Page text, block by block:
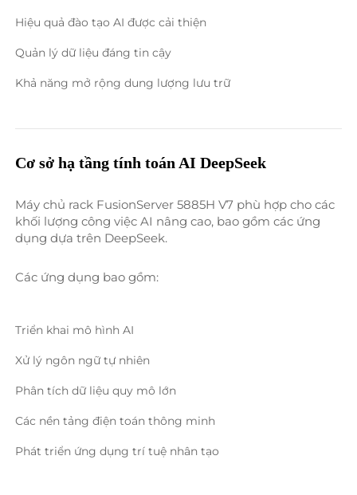
Hiệu quả đào tạo AI được cải thiện
Quản lý dữ liệu đáng tin cậy
Khả năng mở rộng dung lượng lưu trữ
Cơ sở hạ tầng tính toán AI DeepSeek
Máy chủ rack FusionServer 5885H V7 phù hợp cho các
khối lượng công việc AI nâng cao, bao gồm các ứng
dụng dựa trên DeepSeek.
Các ứng dụng bao gồm:
Triển khai mô hình AI
Xử lý ngôn ngữ tự nhiên
Phân tích dữ liệu quy mô lớn
Các nền tảng điện toán thông minh
Phát triển ứng dụng trí tuệ nhân tạo